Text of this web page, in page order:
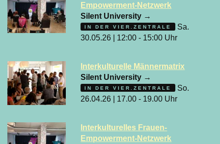
Empowerment-Netzwerk
Silent University →
IN DER VIER.ZENTRALE
Sa.
30.05.26 | 12:00 - 15:00 Uhr
Interkulturelle Männermatrix
Silent University →
IN DER VIER.ZENTRALE
So.
26.04.26 | 17.00 - 19.00 Uhr
Interkulturelles Frauen-
Empowerment-Netzwerk